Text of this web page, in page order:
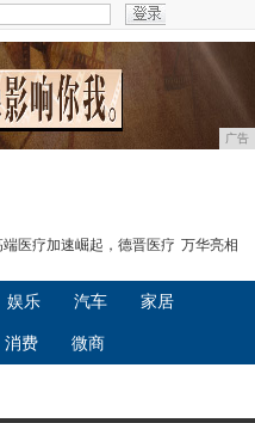
广告
端医疗加速崛起，德晋医疗 万华亮相
娱乐 汽车 家居
消费 微商